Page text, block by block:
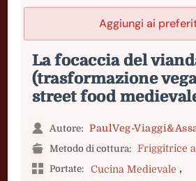
Aggiungi ai
La focaccia del
(trasformazione
street food
Autore: PaulVeg-
Metodo di cottura: Friggitrice
Portate: Cucina Medievale ,